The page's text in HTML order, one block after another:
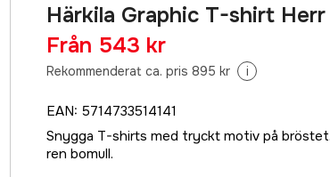
Härkila Graphic T-shirt
Från 543 kr
Rekommenderat ca. pris 895 kr i
EAN: 5714733514141
Snygga T-shirts med tryckt motiv på
ren bomull.